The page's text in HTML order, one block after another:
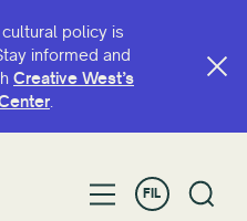
policy is
informed and
Creative West’s
.
FIL